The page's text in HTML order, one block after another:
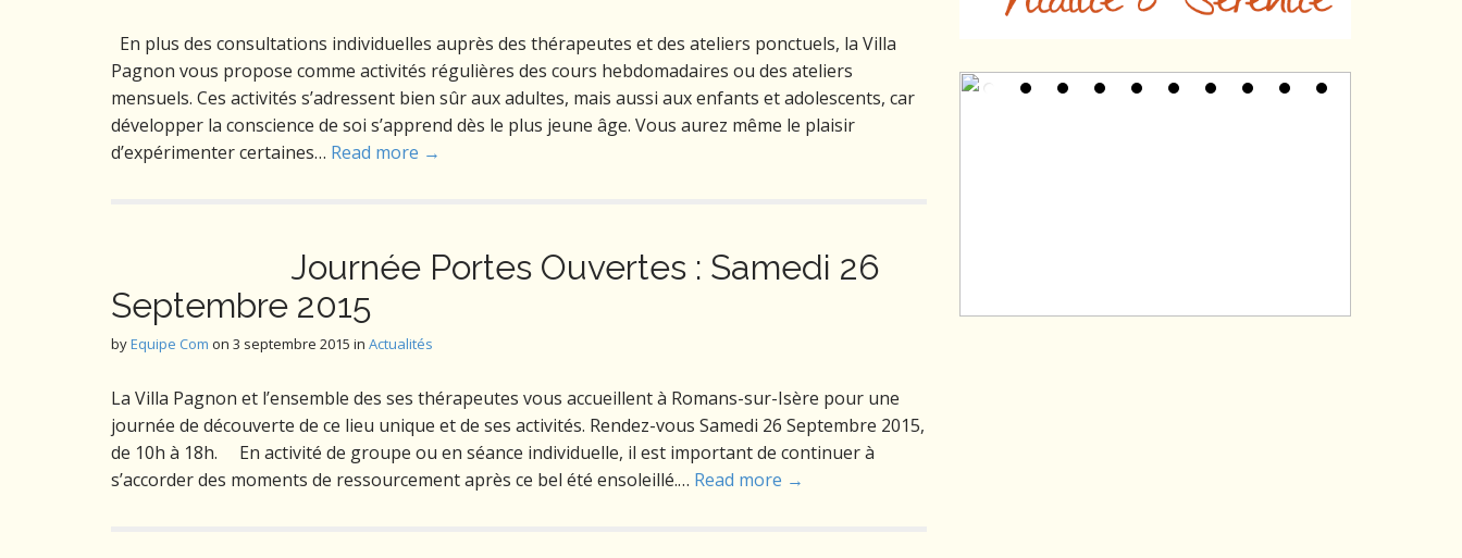
En plus des consultations individuelles auprès des thérapeutes et des ateliers ponctuels, la Villa
Pagnon vous propose comme activités régulières des cours hebdomadaires ou des ateliers
mensuels. Ces activités s’adressent bien sûr aux adultes, mais aussi aux enfants et adolescents, car
développer la conscience de soi s’apprend dès le plus jeune âge. Vous aurez même le plaisir
d’expérimenter certaines… Read more →
Journée Portes Ouvertes : Samedi 26
Septembre 2015
byEquipe Com on 3 septembre 2015 in Actualités
La Villa Pagnon et l’ensemble des ses thérapeutes vous accueillent à Romans-sur-Isère pour une
journée de découverte de ce lieu unique et de ses activités. Rendez-vous Samedi 26 Septembre 2015,
de 10h à 18h. En activité de groupe ou en séance individuelle, il est important de continuer à
s’accorder des moments de ressourcement après ce bel été ensoleillé.… Read more →